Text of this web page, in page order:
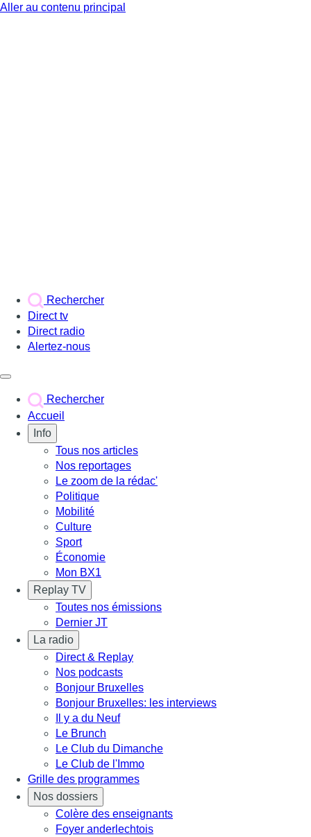
Aller au contenu principal
Rechercher
Direct tv
Direct radio
Alertez-nous
Rechercher
Accueil
Info
Tous nos articles
Nos reportages
Le zoom de la rédac'
Politique
Mobilité
Culture
Sport
Économie
Mon BX1
Replay TV
Toutes nos émissions
Dernier JT
La radio
Direct & Replay
Nos podcasts
Bonjour Bruxelles
Bonjour Bruxelles: les interviews
Il y a du Neuf
Le Brunch
Le Club du Dimanche
Le Club de l'Immo
Grille des programmes
Nos dossiers
Colère des enseignants
Foyer anderlechtois